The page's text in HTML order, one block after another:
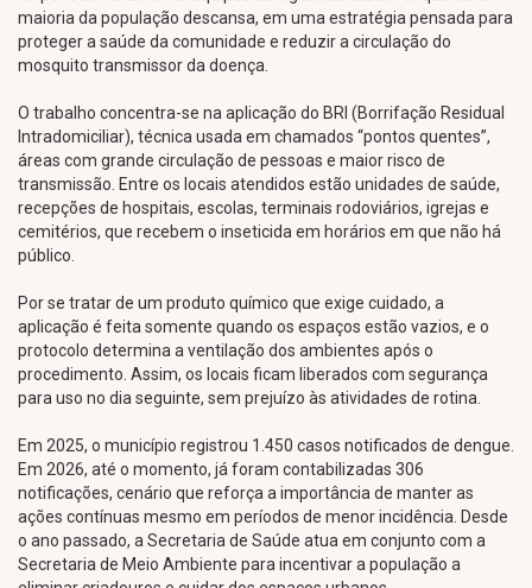
maioria da população descansa, em uma estratégia pensada para
proteger a saúde da comunidade e reduzir a circulação do
mosquito transmissor da doença.
O trabalho concentra-se na aplicação do BRI (Borrifação Residual
Intradomiciliar), técnica usada em chamados “pontos quentes”,
áreas com grande circulação de pessoas e maior risco de
transmissão. Entre os locais atendidos estão unidades de saúde,
recepções de hospitais, escolas, terminais rodoviários, igrejas e
cemitérios, que recebem o inseticida em horários em que não há
público.
Por se tratar de um produto químico que exige cuidado, a
aplicação é feita somente quando os espaços estão vazios, e o
protocolo determina a ventilação dos ambientes após o
procedimento. Assim, os locais ficam liberados com segurança
para uso no dia seguinte, sem prejuízo às atividades de rotina.
Em 2025, o município registrou 1.450 casos notificados de dengue.
Em 2026, até o momento, já foram contabilizadas 306
notificações, cenário que reforça a importância de manter as
ações contínuas mesmo em períodos de menor incidência. Desde
o ano passado, a Secretaria de Saúde atua em conjunto com a
Secretaria de Meio Ambiente para incentivar a população a